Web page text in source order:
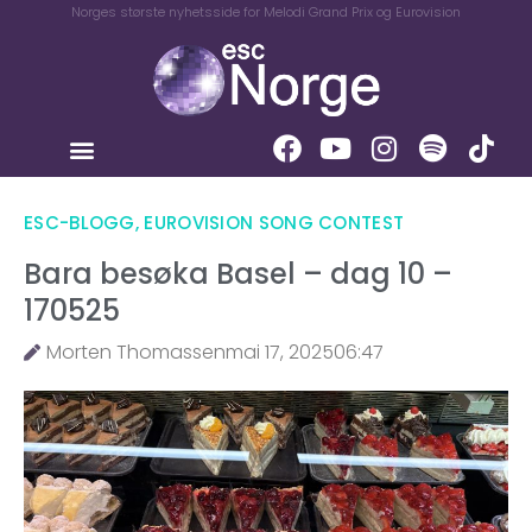
Norges største nyhetsside for Melodi Grand Prix og Eurovision
ESC-BLOGG, EUROVISION SONG CONTEST
Bara besøka Basel – dag 10 –
170525
Morten Thomassenmai 17, 202506:47